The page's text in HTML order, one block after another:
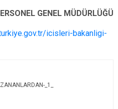
GENEL MÜDÜRLÜĞÜ
icisleri-bakanligi-
_1_